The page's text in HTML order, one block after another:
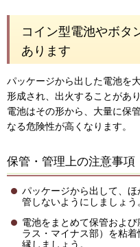
コイン型電池やボタ
あります
パッケージから出した電池を
形成され、出火することがあ
電池はその形から、大量に保
なる危険性が高くなります。
保管・管理上の注意事項
パッケージから出して、
管しないようにしましょう
電池をまとめて保管およ
ラス・マイナス部）を粘
縁しましょう。